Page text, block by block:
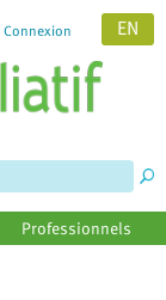
Connexion EN
Professionnels